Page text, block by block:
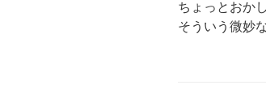
ちょっとおか
そういう微妙